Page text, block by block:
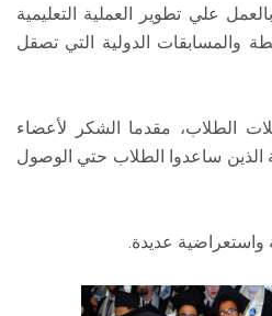
علي تطوير العملية التعليمية
والمسابقات الدولية التي تصقل
الطلاب، مقدما الشكر لأعضاء
الذين ساعدوا الطلاب حتي الوصول
عديدة.